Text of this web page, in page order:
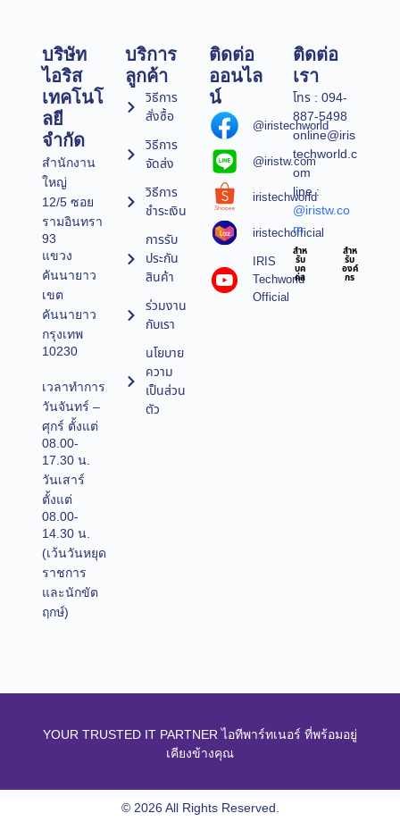
บริษัท
ไอริส
เทคโนโ
ลยี
จำกัด
สำนักงาน
ใหญ่
12/5 ซอย
รามอินทรา
93
แขวง
คันนายาว
เขต
คันนายาว
กรุงเทพ
10230
เวลาทำการ
วันจันทร์ –
ศุกร์ ตั้งแต่
08.00-
17.30 น.
วันเสาร์
ตั้งแต่
08.00-
14.30 น.
(เว้นวันหยุด
ราชการ
และนักขัต
ฤกษ์)
บริการ
ลูกค้า
วิธีการ
สั่งซื้อ
วิธีการ
จัดส่ง
วิธีการ
ชำระเงิน
การรับ
ประกัน
สินค้า
ร่วมงาน
กับเรา
นโยบาย
ความ
เป็นส่วน
ตัว
ติดต่อ
ออนไล
น์
@iristechworld
@iristw.com
iristechworld
iristechofficial
IRIS
Techworld
Official
ติดต่อ
เรา
โทร : 094-
887-5498
online@iris
techworld.c
om
line :
@iristw.co
m
สำห
รับ
บุค
คล
สำห
รับ
องค์
กร
YOUR TRUSTED IT PARTNER ไอทีพาร์ทเนอร์ ที่พร้อมอยู่
เคียงข้างคุณ
© 2026 All Rights Reserved.